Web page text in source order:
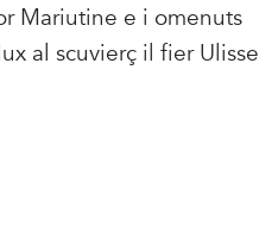
Mariutine e i omenuts
al scuvierç il fier Ulisse